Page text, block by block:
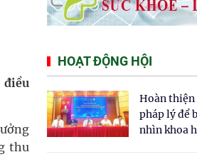
điều
thu
HOẠT ĐỘNG HỘI
Hoàn thiện
pháp lý để
nhìn khoa